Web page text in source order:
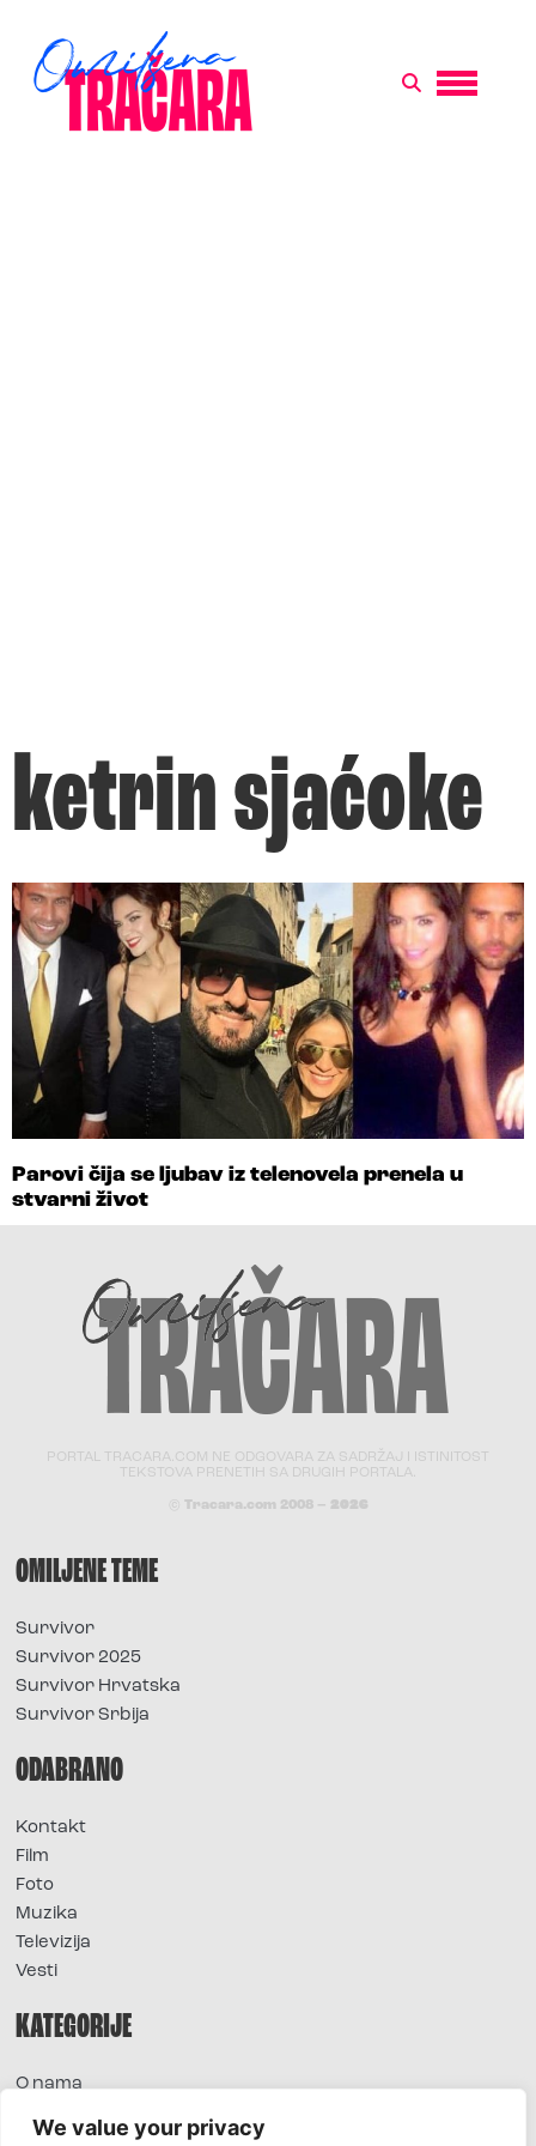
We value your privacy
ketrin sjaćoke
Parovi čija se ljubav iz telenovela prenela u
stvarni život
PORTAL TRACARA.COM NE ODGOVARA ZA SADRŽAJ I ISTINITOST
TEKSTOVA PRENETIH SA DRUGIH PORTALA.
© Tracara.com 2008 – 2026
OMILJENE TEME
Survivor
Survivor 2025
Survivor Hrvatska
Survivor Srbija
ODABRANO
Kontakt
Film
Foto
Muzika
Televizija
Vesti
KATEGORIJE
O nama
Extra